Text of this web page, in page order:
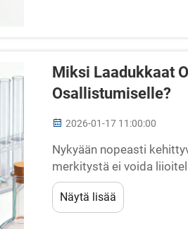
Miksi Laadukkaat
Osallistumiselle?
2026-01-17 11:00:00
Nykyään nopeasti
merkitystä ei voida
perinteisiä
Näytä lisää